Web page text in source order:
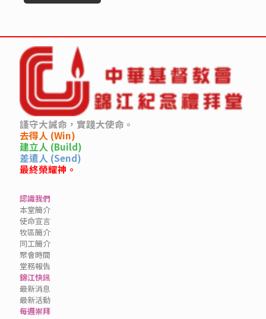
謹守大誡命，實踐大使命。
去得人 (Win)
建立人 (Build)
差遣人 (Send)
最終榮耀神。
認識我們
本堂簡介
使命宣言
牧區簡介
同工簡介
聚會時間
堂務報告
錦江快訊
最新消息
最新活動
每週崇拜